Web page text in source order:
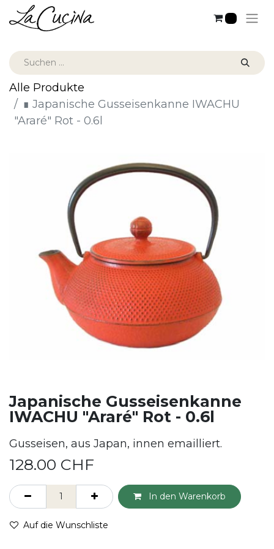
Alle Produkte
∎ Japanische Gusseisenkanne IWACHU
"Araré" Rot - 0.6l
Japanische Gusseisenkanne
IWACHU "Araré" Rot - 0.6l
Gusseisen, aus Japan, innen emailliert.
128.00 CHF
In den Warenkorb
Auf die Wunschliste